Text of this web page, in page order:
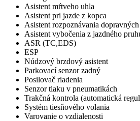
Asistent mŕtveho uhla
Asistent pri jazde z kopca
Asistent rozpoznávania
Asistent vybočenia z jazdného
ASR (TC,EDS)
ESP
Núdzový brzdový asistent
Parkovací senzor zadný
Posilovač riadenia
Senzor tlaku v pneumatikách
Trakčná kontrola (automatická
Systém tiesňového volania
Varovanie o vzdialenosti